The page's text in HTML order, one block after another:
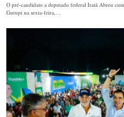
O pré-candidato a deputado federal Iratã Abreu
Gurupi na sexta-feira,…